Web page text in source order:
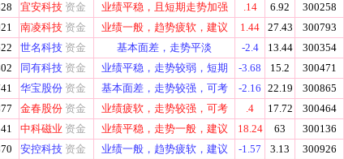
宜安科技 资金 业绩平稳，且短期走势加强 .14 6.92 300258
南凌科技 资金 业绩一般，趋势疲软，建议 1.44 27.43 300793
世名科技 资金 基本面差，走势平淡 -2.4 13.44 300354
同有科技 资金 业绩平稳，走势较弱，短期 -3.68 15.2 300471
华宝股份 资金 基本面差，走势较强，可考 -2.16 22.19 300865
金春股份 资金 业绩疲软，走势较强，可考 .4 17.72 300464
中科磁业 资金 业绩平稳，走势一般，建议 18.24 63 300136
安控科技 资金 业绩一般，趋势疲软，建议 -1.57 3.13 300926